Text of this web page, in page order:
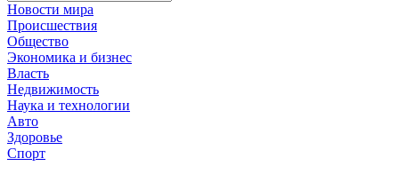
Новости мира
Происшествия
Общество
Экономика и бизнес
Власть
Недвижимость
Наука и технологии
Авто
Здоровье
Спорт